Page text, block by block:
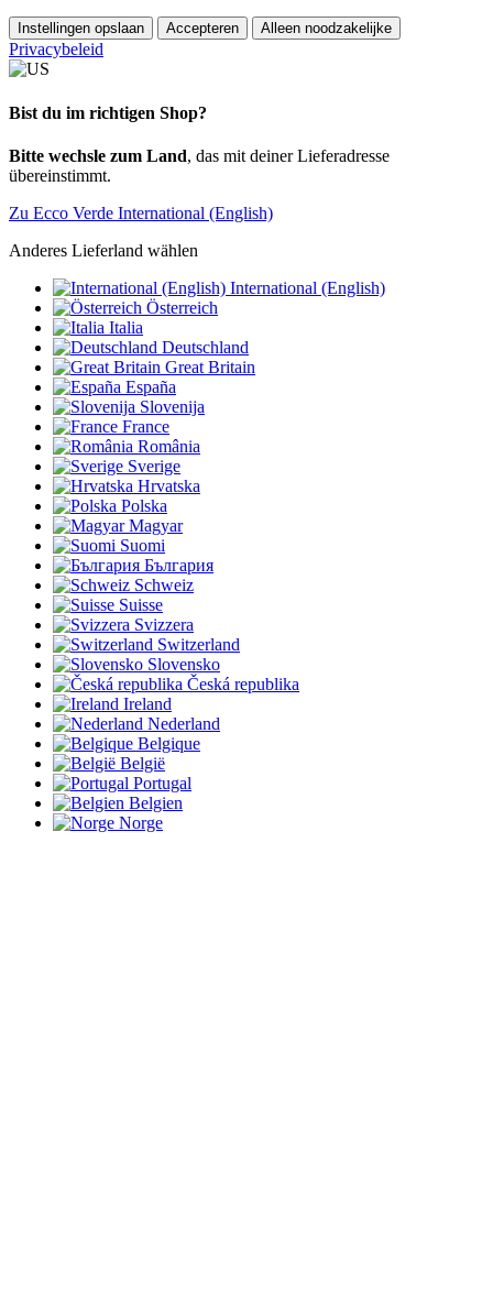
Instellingen opslaan Accepteren Alleen noodzakelijke
Privacybeleid
Bist du im richtigen Shop?
Bitte wechsle zum Land, das mit deiner Lieferadresse
übereinstimmt.
Zu Ecco Verde International (English)
Anderes Lieferland wählen
International (English)
Österreich
Italia
Deutschland
Great Britain
España
Slovenija
France
România
Sverige
Hrvatska
Polska
Magyar
Suomi
България
Schweiz
Suisse
Svizzera
Switzerland
Slovensko
Česká republika
Ireland
Nederland
Belgique
België
Portugal
Belgien
Norge